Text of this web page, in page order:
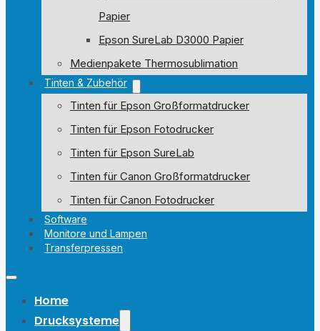
Papier
Epson SureLab D3000 Papier
Medienpakete Thermosublimation
Tinten & Zubehör
Tinten für Epson Großformatdrucker
Tinten für Epson Fotodrucker
Tinten für Epson SureLab
Tinten für Canon Großformatdrucker
Tinten für Canon Fotodrucker
Software
Monitore und Lampen
Transferpressen
Home
Drucksysteme